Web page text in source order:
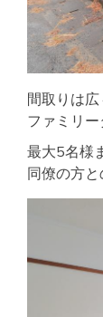
間取りは
ファミリー
最大5名様
同僚の方